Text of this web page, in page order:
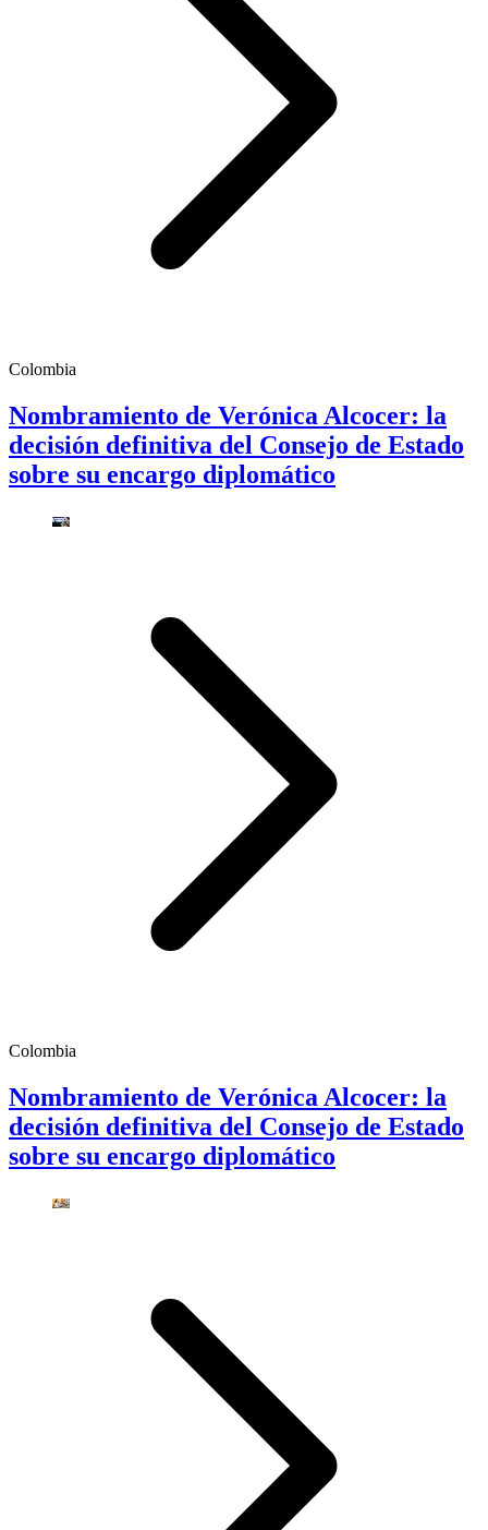
Colombia
Nombramiento de Verónica Alcocer: la
decisión definitiva del Consejo de Estado
sobre su encargo diplomático
Colombia
Nombramiento de Verónica Alcocer: la
decisión definitiva del Consejo de Estado
sobre su encargo diplomático